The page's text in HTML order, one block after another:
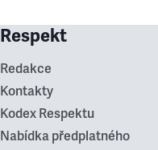
Respekt
Redakce
Kontakty
Kodex Respektu
Nabídka předplatného